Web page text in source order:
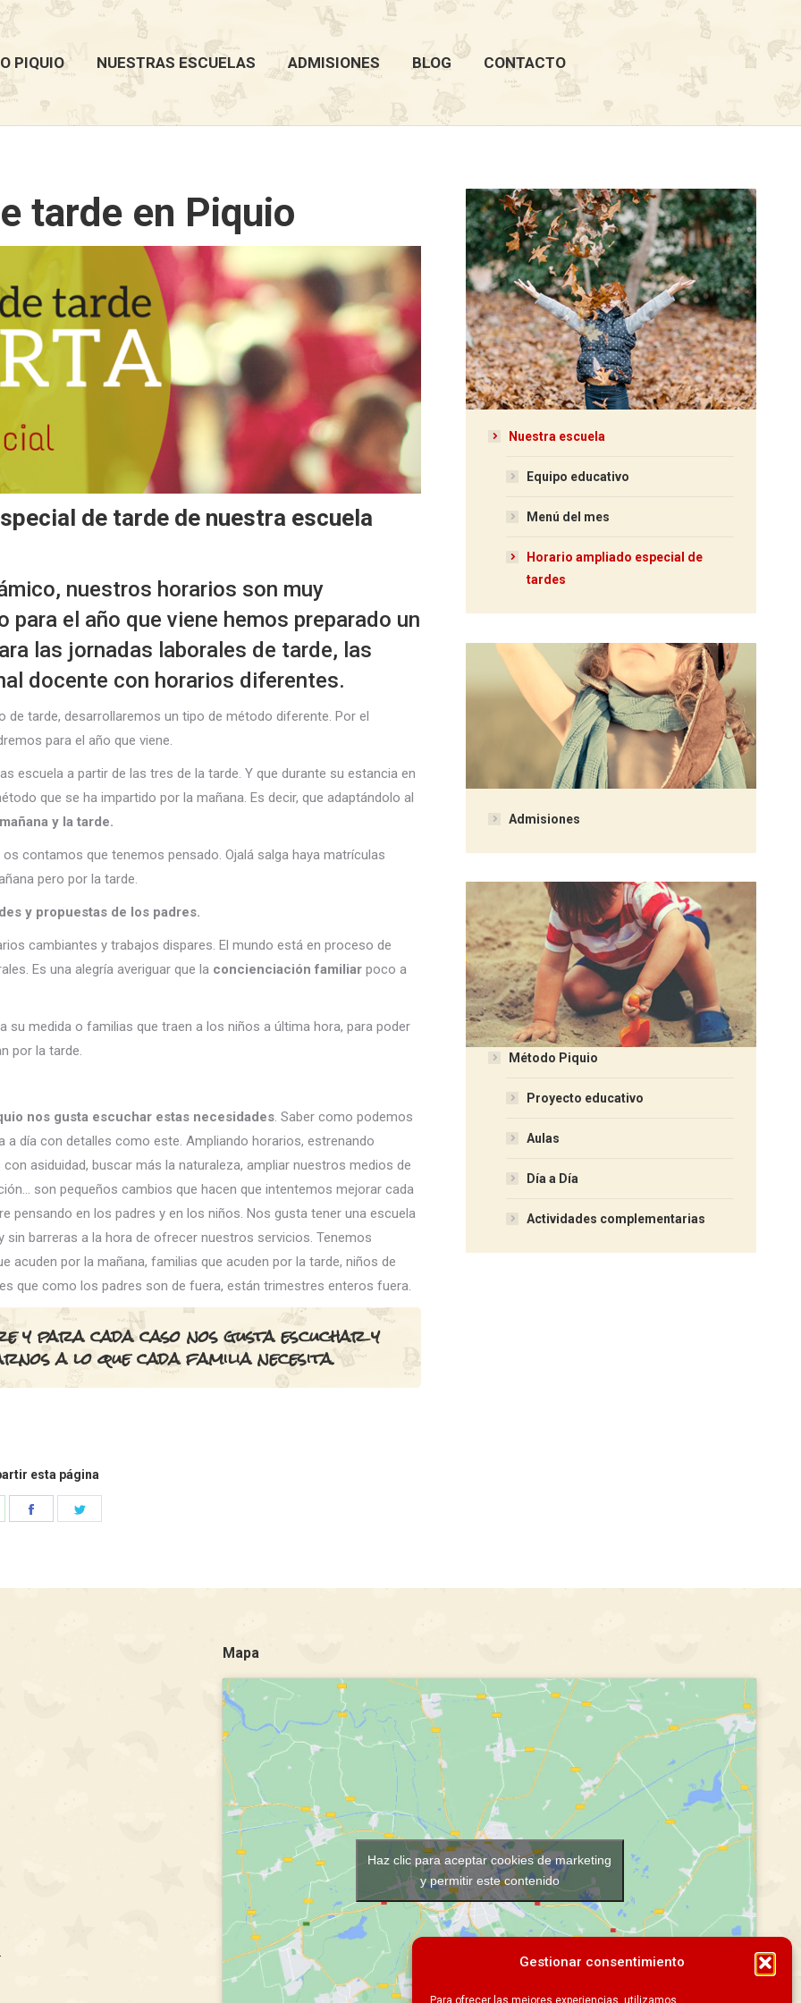
Gestionar consentimiento
Para ofrecer las mejores experiencias, utilizamos
PIQUIO NUESTRAS ESCUELAS ADMISIONES BLOG CONTACTO
tarde en Piquio
de tarde de nuestra escuela
nuestros horarios son muy
el año que viene hemos preparado un
las jornadas laborales de tarde, las
docente con horarios diferentes.
tarde, desarrollaremos un tipo de método diferente. Por el
para el año que viene.
escuela a partir de las tres de la tarde. Y que durante su estancia en
que se ha impartido por la mañana. Es decir, que adaptándolo al
y la tarde.
contamos que tenemos pensado. Ojalá salga haya matrículas
pero por la tarde.
y propuestas de los padres.
cambiantes y trabajos dispares. El mundo está en proceso de
Es una alegría averiguar que la concienciación familiar poco a
su medida o familias que traen a los niños a última hora, para poder
por la tarde.
nos gusta escuchar estas necesidades. Saber como podemos
a día con detalles como este. Ampliando horarios, estrenando
asiduidad, buscar más la naturaleza, ampliar nuestros medios de
son pequeños cambios que hacen que intentemos mejorar cada
pensando en los padres y en los niños. Nos gusta tener una escuela
sin barreras a la hora de ofrecer nuestros servicios. Tenemos
acuden por la mañana, familias que acuden por la tarde, niños de
que como los padres son de fuera, están trimestres enteros fuera.
y para cada caso nos gusta escuchar y
a lo que cada familia necesita.
esta página
Share
Nuestra escuela
Equipo educativo
Menú del mes
Horario ampliado especial de
tardes
Admisiones
Método Piquio
Proyecto educativo
Aulas
Día a Día
Actividades complementarias
Mapa
Haz clic para aceptar cookies de marketing
y permitir este contenido